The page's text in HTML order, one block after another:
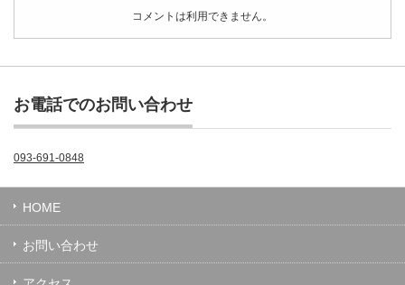
コメントは利用できません。
お電話でのお問い合わせ
093-691-0848
HOME
お問い合わせ